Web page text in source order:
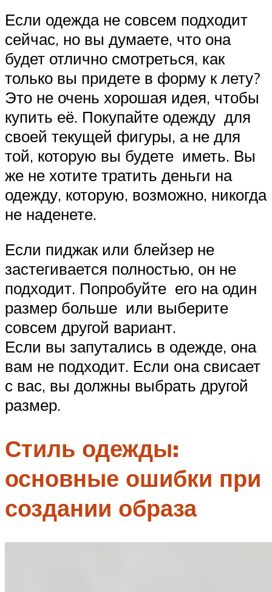
Если одежда не совсем подходит
сейчас, но вы думаете, что она
будет отлично смотреться, как
только вы придете в форму к лету?
Это не очень хорошая идея, чтобы
купить её. Покупайте одежду для
своей текущей фигуры, а не для
той, которую вы будете иметь. Вы
же не хотите тратить деньги на
одежду, которую, возможно, никогда
не наденете.
Если пиджак или блейзер не
застегивается полностью, он не
подходит. Попробуйте его на один
размер больше или выберите
совсем другой вариант.
Если вы запутались в одежде, она
вам не подходит. Если она свисает
с вас, вы должны выбрать другой
размер.
Стиль одежды:
основные ошибки при
создании образа